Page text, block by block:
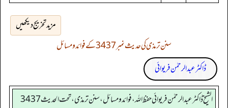
مزید تخریج دیکھیں
سنن ترمذی کی حدیث نمبر 3437 کے فوائد و مسائل
ڈاکٹر عبدالرحمٰن فریوائی
الشیخ ڈاکٹر عبد الرحمٰن فریوائی حفظ اللہ، فوائد و مسائل، سنن ترمذی، تحت الحديث 3437